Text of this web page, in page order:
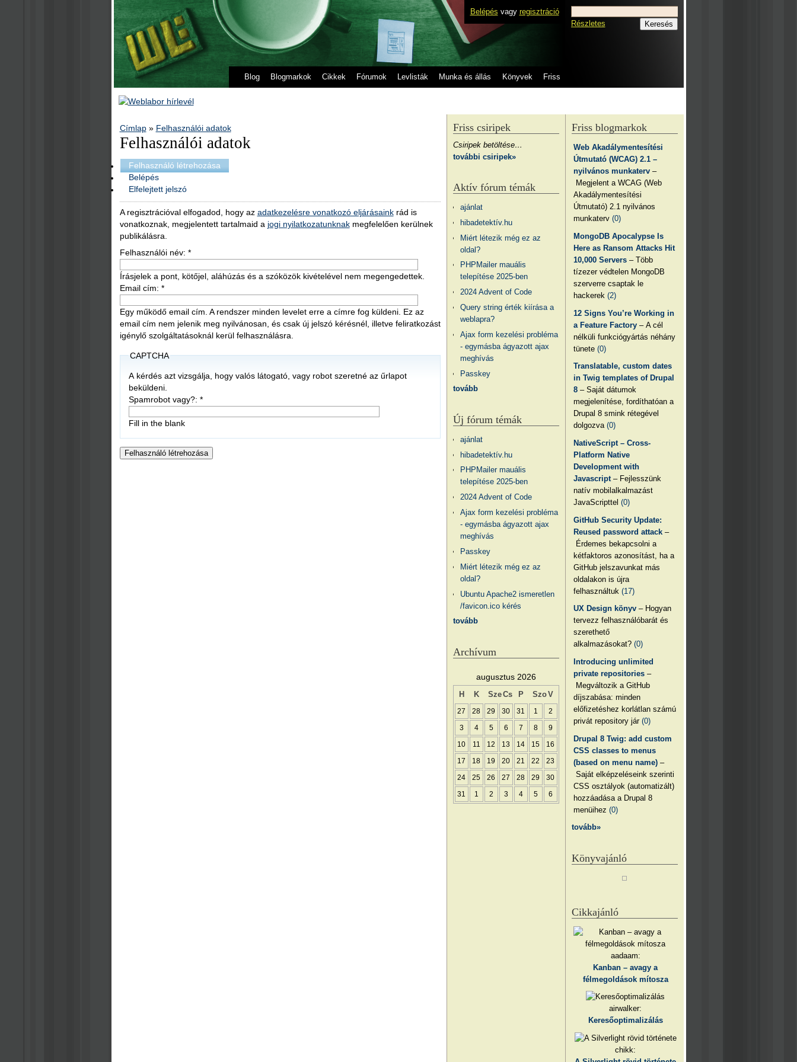
Belépés vagy regisztráció
Blog Blogmarkok Cikkek Fórumok Levlisták Munka és állás Könyvek Friss
Részletes
Címlap» Felhasználói adatok
Felhasználói adatok
Felhasználó létrehozása
Belépés
Elfelejtett jelszó
A regisztrációval elfogadod, hogy az adatkezelésre vonatkozó eljárásainkrád is
vonatkoznak, megjelentett tartalmaid a jogi nyilatkozatunknakmegfelelően kerülnek
publikálásra.
Felhasználói név: *
Írásjelek a pont, kötőjel, aláhúzás és a szóközök kivételével nem megengedettek.
Email cím: *
Egy működő email cím. A rendszer minden levelet erre a címre fog küldeni. Ez az
email cím nem jelenik meg nyilvánosan, és csak új jelszó kérésnél, illetve feliratkozást
igénylő szolgáltatásoknál kerül felhasználásra.
CAPTCHA
A kérdés azt vizsgálja, hogy valós látogató, vagy robot szeretné az űrlapot
beküldeni.
Spamrobot vagy?: *
Fill in the blank
Friss blogmarkok
Web Akadálymentesítési
Útmutató (WCAG) 2.1 –
nyilvános munkaterv –
Megjelent a WCAG (Web
Akadálymentesítési
Útmutató) 2.1 nyilvános
munkaterv(0)
MongoDB Apocalypse Is
Here as Ransom Attacks Hit
10,000 Servers – Több
tízezer védtelen MongoDB
szerverre csaptak le
hackerek(2)
12 Signs You’re Working in
a Feature Factory – A cél
nélküli funkciógyártás néhány
tünete(0)
Translatable, custom dates
in Twig templates of Drupal
8 – Saját dátumok
megjelenítése, fordíthatóan a
Drupal 8 smink rétegével
dolgozva(0)
NativeScript – Cross-
Platform Native
Development with
Javascript – Fejlesszünk
natív mobilalkalmazást
JavaScripttel(0)
GitHub Security Update:
Reused password attack –
Érdemes bekapcsolni a
kétfaktoros azonosítást, ha a
GitHub jelszavunkat más
oldalakon is újra
felhasználtuk(17)
UX Design könyv – Hogyan
tervezz felhasználóbarát és
szerethető
alkalmazásokat?(0)
Introducing unlimited
private repositories –
Megváltozik a GitHub
díjszabása: minden
előfizetéshez korlátlan számú
privát repository jár(0)
Drupal 8 Twig: add custom
CSS classes to menus
(based on menu name) –
Saját elképzeléseink szerinti
CSS osztályok (automatizált)
hozzáadása a Drupal 8
menüihez(0)
tovább»
Könyvajánló
Cikkajánló
aadaam:
Kanban – avagy a
félmegoldások mítosza
airwalker:
Keresőoptimalizálás
chikk:
Friss csiripek
Csiripek betöltése…
további csiripek»
Aktív fórum témák
ajánlat
hibadetektív.hu
Miért létezik még ez az
oldal?
PHPMailer mauális
telepítése 2025-ben
2024 Advent of Code
Query string érték kiírása a
weblapra?
Ajax form kezelési probléma
- egymásba ágyazott ajax
meghívás
Passkey
tovább
Új fórum témák
ajánlat
hibadetektív.hu
PHPMailer mauális
telepítése 2025-ben
2024 Advent of Code
Ajax form kezelési probléma
- egymásba ágyazott ajax
meghívás
Passkey
Miért létezik még ez az
oldal?
Ubuntu Apache2 ismeretlen
/favicon.ico kérés
tovább
Archívum
augusztus 2026
H K SzeCs P SzoV
27 28 29 30 31 1 2
3 4 5 6 7 8 9
10 11 12 13 14 15 16
17 18 19 20 21 22 23
24 25 26 27 28 29 30
31 1 2 3 4 5 6